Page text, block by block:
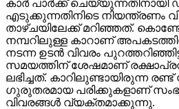
കാര്‍ പാര്‍ക്ക് ചെയ്യുന്നതിനായി
എടുക്കുന്നതിനിടെ നിയന്ത്രണം
താഴ്ചയിലേക്ക് മറിഞ്ഞത്.
നമ്പറിലുള്ള കാറാണ്
നടന്ന ഉടന്‍ വിവരം
സമയത്തിന് ശേഷമാണ്
ലഭിച്ചത്. കാറിലുണ്ടായിരുന്ന രണ്ട്
ഗുരുതരമായ പരിക്കുകളാണ്
വിവരങ്ങള്‍ വ്യക്തമാക്കുന്നു.